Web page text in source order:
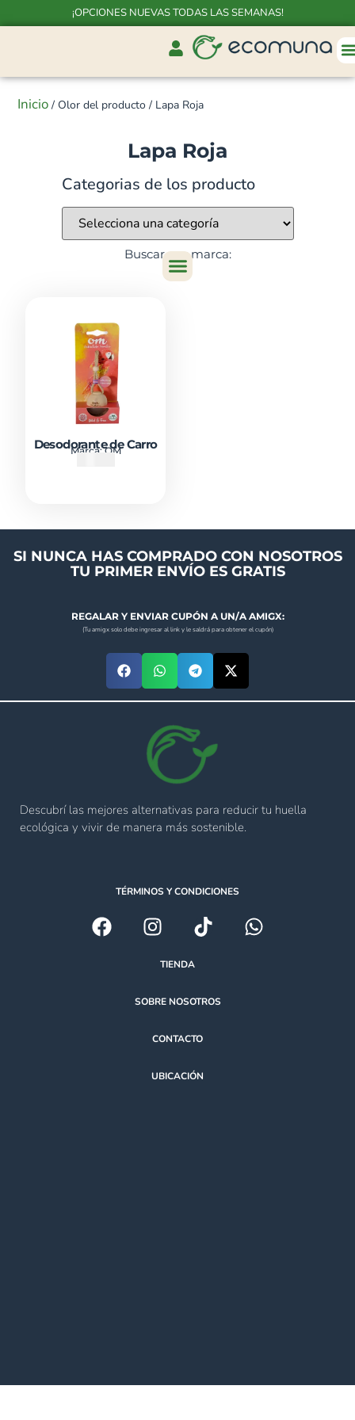
¡OPCIONES NUEVAS TODAS LAS SEMANAS!
Inicio / Olor del producto / Lapa Roja
Lapa Roja
Categorias de los producto
Buscar por marca:
Desodorante de Carro
Marca:OM
SI NUNCA HAS COMPRADO CON NOSOTROS
TU PRIMER ENVÍO ES GRATIS
REGALAR Y ENVIAR CUPÓN A UN/A AMIGX:
(Tu amigx solo debe ingresar al link y le saldrá para obtener el cupón)
Descubrí las mejores alternativas para reducir tu huella
ecológica y vivir de manera más sostenible.
TÉRMINOS Y CONDICIONES
TIENDA
SOBRE NOSOTROS
CONTACTO
UBICACIÓN